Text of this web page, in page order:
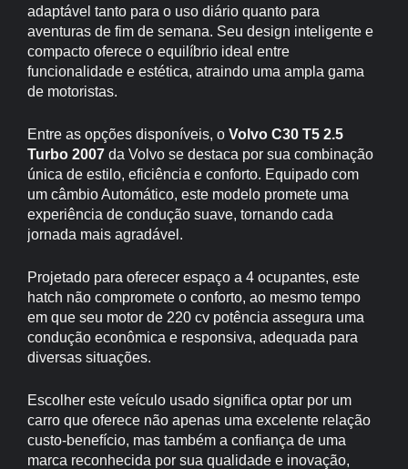
adaptável tanto para o uso diário quanto para
aventuras de fim de semana. Seu design inteligente e
compacto oferece o equilíbrio ideal entre
funcionalidade e estética, atraindo uma ampla gama
de motoristas.
Entre as opções disponíveis, o Volvo C30 T5 2.5
Turbo 2007da Volvo se destaca por sua combinação
única de estilo, eficiência e conforto. Equipado com
um câmbio Automático, este modelo promete uma
experiência de condução suave, tornando cada
jornada mais agradável.
Projetado para oferecer espaço a 4 ocupantes, este
hatch não compromete o conforto, ao mesmo tempo
em que seu motor de 220 cv potência assegura uma
condução econômica e responsiva, adequada para
diversas situações.
Escolher este veículo usado significa optar por um
carro que oferece não apenas uma excelente relação
custo-benefício, mas também a confiança de uma
marca reconhecida por sua qualidade e inovação,